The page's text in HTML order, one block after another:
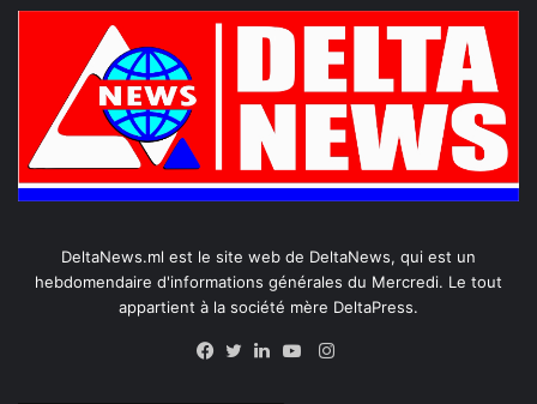
DeltaNews.ml est le site web de DeltaNews, qui est un
hebdomendaire d'informations générales du Mercredi. Le tout
appartient à la société mère DeltaPress.
Instagram